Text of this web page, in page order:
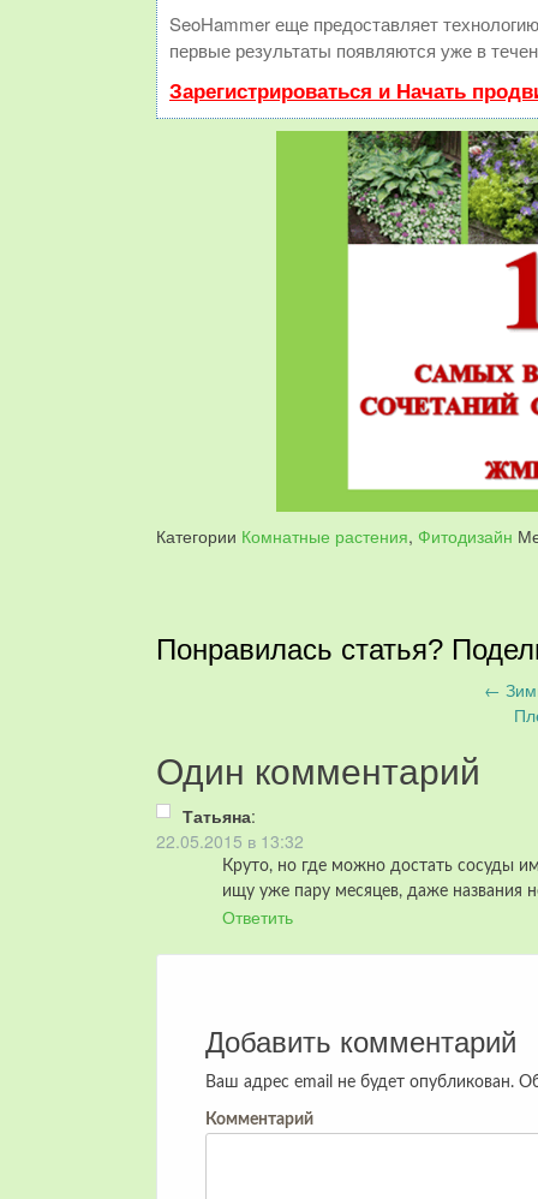
SeoHammer еще предоставляет
первые результаты появляются уже в
Зарегистрироваться и Начать
Категории Комнатные растения, Фитодизайн
Понравилась статья?
навигация
←
Один комментарий
Татьяна:
22.05.2015 в 13:32
Круто, но где можно достать сосуды
ищу уже пару месяцев, даже названия
Ответить
Добавить комментарий
Ваш адрес email не будет опубликован.
Комментарий